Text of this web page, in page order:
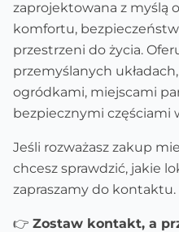
zaprojektowana z myślą
komfortu,
przestrzeni do życia.
przemyślanych
ogródkami, miejscami
bezpiecznymi częściami
Jeśli rozważasz zakup
chcesz sprawdzić, jakie
zapraszamy do kontaktu.
👉 Zostaw kontakt, a